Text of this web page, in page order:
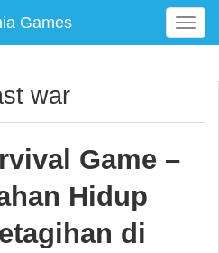
Games
T
o
e
war
Game –
Hidup
di